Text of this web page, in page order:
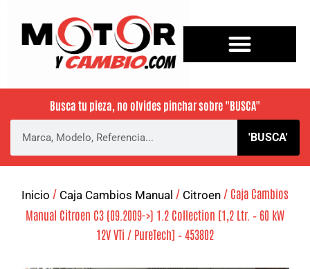
Busca tu pieza, no olvides pinchar sobre "BUSCA"
'BUSCA'
Inicio / Caja Cambios Manual / Citroen / Caja Cambios
Manual Citroen C3 (09.2009->) 1.2 Collection [1,2 Ltr. – 60 kW
12V VTi / PureTech] – 453802